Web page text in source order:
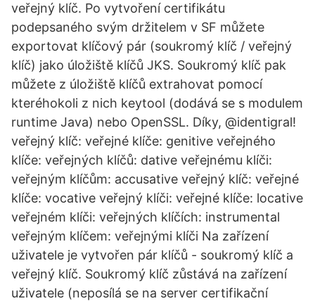
veřejný klíč. Po vytvoření certifikátu
podepsaného svým držitelem v SF můžete
exportovat klíčový pár (soukromý klíč / veřejný
klíč) jako úložiště klíčů JKS. Soukromý klíč pak
můžete z úložiště klíčů extrahovat pomocí
kteréhokoli z nich keytool (dodává se s modulem
runtime Java) nebo OpenSSL. Díky, @identigral!
veřejný klíč: veřejné klíče: genitive veřejného
klíče: veřejných klíčů: dative veřejnému klíči:
veřejným klíčům: accusative veřejný klíč: veřejné
klíče: vocative veřejný klíči: veřejné klíče: locative
veřejném klíči: veřejných klíčích: instrumental
veřejným klíčem: veřejnými klíči Na zařízení
uživatele je vytvořen pár klíčů - soukromý klíč a
veřejný klíč. Soukromý klíč zůstává na zařízení
uživatele (neposílá se na server certifikační